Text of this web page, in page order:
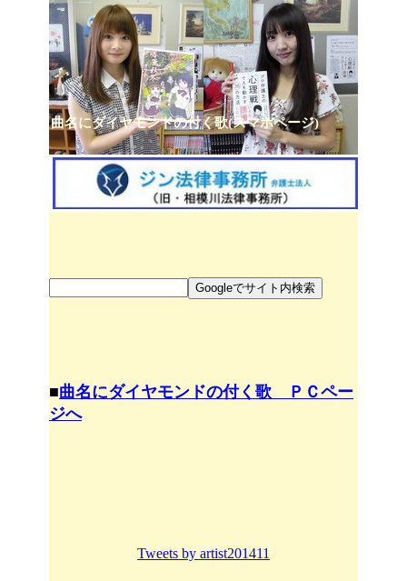
曲名にダイヤモンドの付く歌(スマホページ)
■曲名にダイヤモンドの付く歌 ＰＣペー
ジへ
Tweets by artist201411